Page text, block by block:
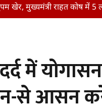
राहत कोष में 5 लाख
में
से आसन